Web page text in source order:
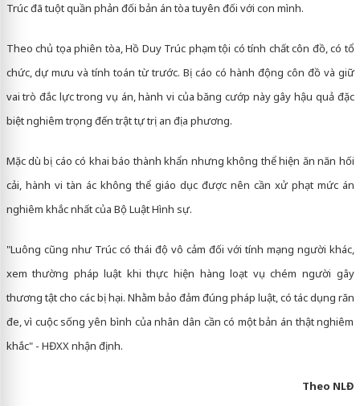
Trúc đã tuột quần phản đối bản án tòa tuyên đối với con mình.
Theo chủ tọa phiên tòa, Hồ Duy Trúc phạm tội có tính chất côn đồ, có tổ
chức, dự mưu và tính toán từ trước. Bị cáo có hành động côn đồ và giữ
vai trò đắc lực trong vụ án, hành vi của băng cướp này gây hậu quả đặc
biệt nghiêm trọng đến trật tự trị an địa phương.
Mặc dù bị cáo có khai báo thành khẩn nhưng không thể hiện ăn năn hối
cải, hành vi tàn ác không thể giáo dục được nên cần xử phạt mức án
nghiêm khắc nhất của Bộ Luật Hình sự.
"Luông cũng như Trúc có thái độ vô cảm đối với tính mạng người khác,
xem thường pháp luật khi thực hiện hàng loạt vụ chém người gây
thương tật cho các bị hại. Nhằm bảo đảm đúng pháp luật, có tác dụng răn
đe, vì cuộc sống yên bình của nhân dân cần có một bản án thật nghiêm
khắc" - HĐXX nhận định.
Theo NLĐ